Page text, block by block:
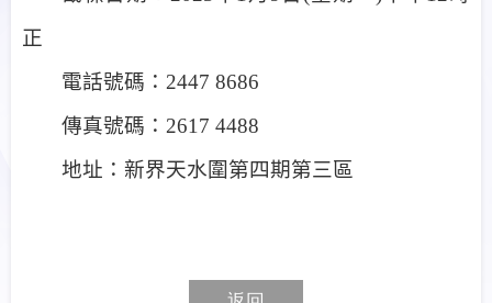
正
電話號碼： 2447 8686
傳真號碼： 2617 4488
地址：新界天水圍第四期第三區